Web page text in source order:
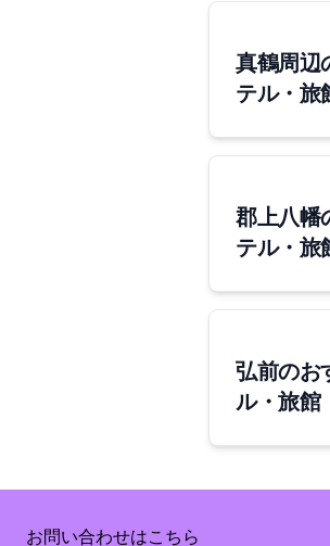
真鶴周辺
テル・旅
郡上八幡
テル・旅
弘前のお
ル・旅館
お問い合わせはこちら